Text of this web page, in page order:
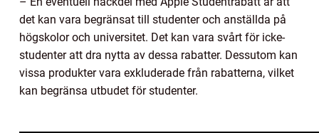
det kan vara begränsat till studenter och anställda på
högskolor och universitet. Det kan vara svårt för icke-
studenter att dra nytta av dessa rabatter. Dessutom kan
vissa produkter vara exkluderade från rabatterna, vilket
kan begränsa utbudet för studenter.